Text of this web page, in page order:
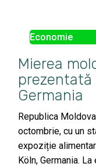
Economie
Mierea
prezentată
Germania
Republica
octombrie, cu un
expoziție
Köln, Germania.